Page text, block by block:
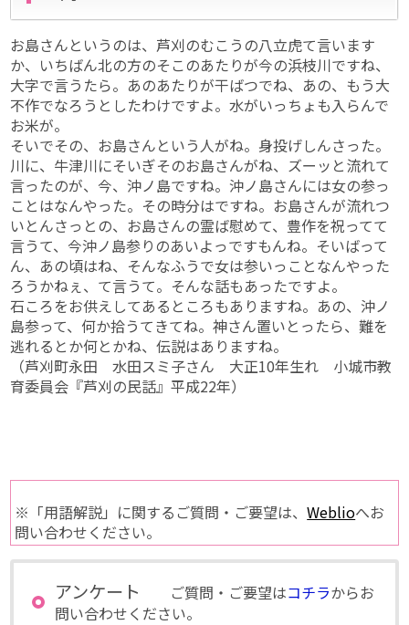
お島さんというのは、芦刈のむこうの八立虎て言います
か、いちばん北の方のそこのあたりが今の浜枝川ですね、
大字で言うたら。あのあたりが干ばつでね、あの、もう大
不作でなろうとしたわけですよ。水がいっちょも入らんで
お米が。
そいでその、お島さんという人がね。身投げしんさった。
川に、牛津川にそいぎそのお島さんがね、ズーッと流れて
言ったのが、今、沖ノ島ですね。沖ノ島さんには女の参っ
ことはなんやった。その時分はですね。お島さんが流れつ
いとんさっとの、お島さんの霊ば慰めて、豊作を祝ってて
言うて、今沖ノ島参りのあいよっですもんね。そいばって
ん、あの頃はね、そんなふうで女は参いっことなんやった
ろうかねぇ、て言うて。そんな話もあったですよ。
石ころをお供えしてあるところもありますね。あの、沖ノ
島参って、何か拾うてきてね。神さん置いとったら、難を
逃れるとか何とかね、伝説はありますね。
（芦刈町永田 水田スミ子さん 大正10年生れ 小城市教
育委員会『芦刈の民話』平成22年）
※「用語解説」に関するご質問・ご要望は、Weblioへお
問い合わせください。
アンケート ご質問・ご要望はコチラからお
問い合わせください。